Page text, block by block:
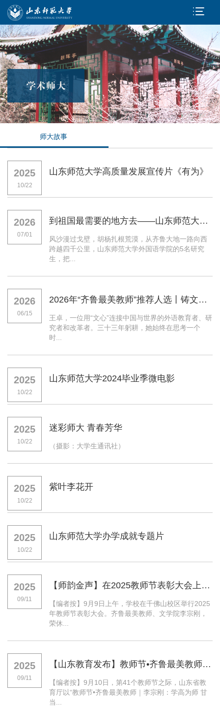
师大故事
2025
10/22
山东师范大学高质量发展宣传片《有为》
2026
07/01
到祖国最需要的地方去——山东师范大学外国语学院“金胡杨支教团”南疆育人纪实
风沙漫过戈壁，胡杨扎根荒漠，从齐鲁大地一路向西
跨越四千公里，山东师范大学外国语学院的5名研究
生，把...
2026
06/15
2026年“齐鲁最美教师”推荐人选丨铸文心 讲中国 通世界——记山东师范大学王卓教授
王卓，一位用“文心”连接中国与世界的外语教育者、研
究者和改革者。三十三年躬耕，她始终在思考一个
时...
2025
10/22
山东师范大学2024毕业季微电影
2025
10/22
迷彩师大 青春芳华
（摄影：大学生通讯社）
2025
10/22
紫叶李花开
2025
10/22
山东师范大学办学成就专题片
2025
09/11
【师韵金声】在2025教师节表彰大会上的代表发言
【编者按】9月9日上午，学校在千佛山校区举行2025
年教师节表彰大会。齐鲁最美教师、文学院李宗刚，
荣休...
2025
09/11
【山东教育发布】教师节•齐鲁最美教师｜李宗刚：学高为师 甘当人梯
【编者按】9月10日，第41个教师节之际，山东省教
育厅以“教师节•齐鲁最美教师｜李宗刚：学高为师 甘
当...